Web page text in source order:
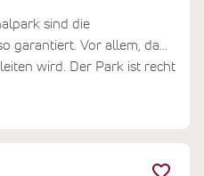
sind die
garantiert. Vor allem, da
wird. Der Park ist recht
lassen können.